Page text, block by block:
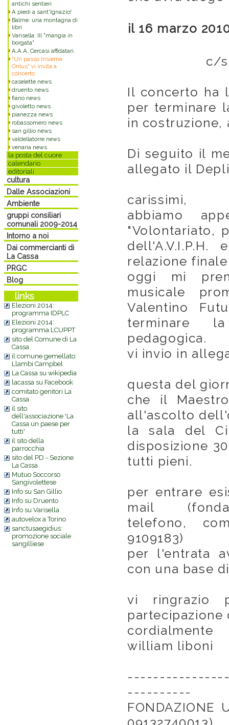
antichi sentieri
A piedi a sant'Ignazio!
Balme: una montagna di
libri
Varisella: III "mangia in
borgata"
A.A.A. Cercasi affidatari.
"Un passo Insieme
Onlus" vi invita a
concerto
caselette news
druento news
fiano news
givoletto news
pianezza news
robassomero news
san gillio news
valdellatorre news
venaria news
la posta del cuore
calendario
editoriali
cultura
Dalle Associazioni
Ambiente
gruppi consiliari
comunali 2009-2014
Intorno a noi
Dai commercianti di
La Cassa
PRGC
Blog
links
Elezioni 2014:
programma IDPLC
Elezioni 2014:
programma LCUPPT
sito del Comune di La
Cassa
il comune gemellato:
Llambi Campbel
La Cassa su wikipedia
lacassa su Facebook
comitato genitori La
Cassa
il sito
dell'associazione 'La
Cassa un paese per
tutti'
il sito della
parrocchia
sito del PD - Sezione
La Cassa
Mutuo Soccorso
Sangivolettese
Info su San Gillio
Info su Druento
Info su Varisella
autovelox a Torino
sanctusaegidius:
promozione sociale
sangilliese
il 16 marzo
c/
Il concerto ha
per terminare
in costruzione,
Di seguito il
allegato il
carissimi,
abbiamo
"Volontariato,
relazione
oggi mi
musicale
Valentino
terminare
pedagogica.
vi invio in
questa del
che il
all'ascolto
la sala del
disposizione
tutti pieni.
per entrare
mail
telefono,
9109183)
per l'entrata
con una base
vi ringrazio
partecipazione
cordialmente
william liboni
----------
FONDAZIONE